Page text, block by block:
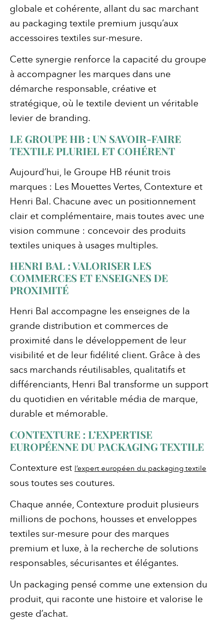
globale et cohérente, allant du sac marchant
au packaging textile premium jusqu’aux
accessoires textiles sur-mesure.
Cette synergie renforce la capacité du groupe
à accompagner les marques dans une
démarche responsable, créative et
stratégique, où le textile devient un véritable
levier de branding.
LE GROUPE HB : UN SAVOIR-FAIRE
TEXTILE PLURIEL ET COHÉRENT
Aujourd’hui, le Groupe HB réunit trois
marques : Les Mouettes Vertes, Contexture et
Henri Bal. Chacune avec un positionnement
clair et complémentaire, mais toutes avec une
vision commune : concevoir des produits
textiles uniques à usages multiples.
HENRI BAL : VALORISER LES
COMMERCES ET ENSEIGNES DE
PROXIMITÉ
Henri Bal accompagne les enseignes de la
grande distribution et commerces de
proximité dans le développement de leur
visibilité et de leur fidélité client. Grâce à des
sacs marchands réutilisables, qualitatifs et
différenciants, Henri Bal transforme un support
du quotidien en véritable média de marque,
durable et mémorable.
CONTEXTURE : L’EXPERTISE
EUROPÉENNE DU PACKAGING TEXTILE
Contexture est l’expert européen du packaging textile
sous toutes ses coutures.
Chaque année, Contexture produit plusieurs
millions de pochons, housses et enveloppes
textiles sur-mesure pour des marques
premium et luxe, à la recherche de solutions
responsables, sécurisantes et élégantes.
Un packaging pensé comme une extension du
produit, qui raconte une histoire et valorise le
geste d’achat.